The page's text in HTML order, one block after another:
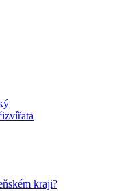
zvířata
kraji?